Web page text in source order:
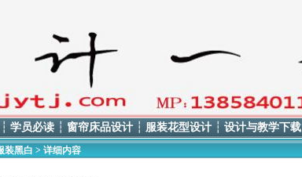
┆ 学员必读 ┆ 窗帘床品设计 ┆ 服装花型设计 ┆ 设计与教学下载
装黑白 > 详细内容